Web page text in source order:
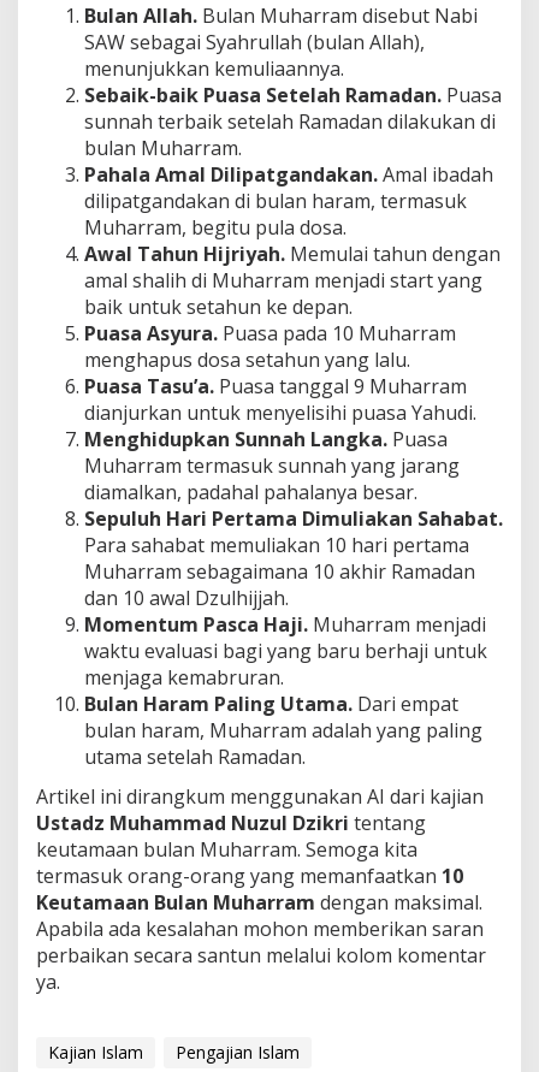
Bulan Allah. Bulan Muharram disebut Nabi
SAW sebagai Syahrullah (bulan Allah),
menunjukkan kemuliaannya.
Sebaik-baik Puasa Setelah Ramadan. Puasa
sunnah terbaik setelah Ramadan dilakukan di
bulan Muharram.
Pahala Amal Dilipatgandakan.Amal ibadah
dilipatgandakan di bulan haram, termasuk
Muharram, begitu pula dosa.
Awal Tahun Hijriyah. Memulai tahun dengan
amal shalih di Muharram menjadi start yang
baik untuk setahun ke depan.
Puasa Asyura. Puasa pada 10 Muharram
menghapus dosa setahun yang lalu.
Puasa Tasu’a. Puasa tanggal 9 Muharram
dianjurkan untuk menyelisihi puasa Yahudi.
Menghidupkan Sunnah Langka. Puasa
Muharram termasuk sunnah yang jarang
diamalkan, padahal pahalanya besar.
Sepuluh Hari Pertama Dimuliakan Sahabat.
Para sahabat memuliakan 10 hari pertama
Muharram sebagaimana 10 akhir Ramadan
dan 10 awal Dzulhijjah.
Momentum Pasca Haji. Muharram menjadi
waktu evaluasi bagi yang baru berhaji untuk
menjaga kemabruran.
Bulan Haram Paling Utama. Dari empat
bulan haram, Muharram adalah yang paling
utama setelah Ramadan.
Artikel ini dirangkum menggunakan AI dari kajian
Ustadz Muhammad Nuzul Dzikri tentang
keutamaan bulan Muharram. Semoga kita
termasuk orang-orang yang memanfaatkan 10
Keutamaan Bulan Muharram dengan maksimal.
Apabila ada kesalahan mohon memberikan saran
perbaikan secara santun melalui kolom komentar
ya.
Kajian Islam
Pengajian Islam